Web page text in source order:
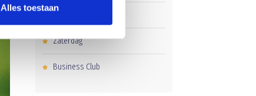
Alles toestaan
Zaterdag
Business Club